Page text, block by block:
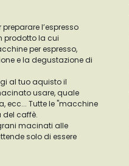
l’espresso
prodotto la cui
per espresso,
e la degustazione di
al tuo aquisto il
usare, quale
ecc... Tutte le "macchine
caffè.
macinati alle
solo di essere